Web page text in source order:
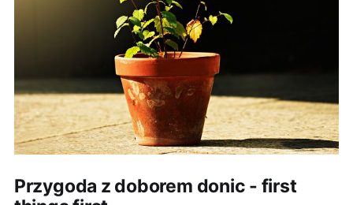
Przygoda z doborem donic - first